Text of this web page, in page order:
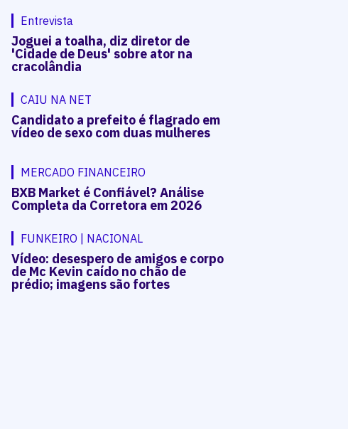
Entrevista
Joguei a toalha, diz diretor de
'Cidade de Deus' sobre ator na
cracolândia
CAIU NA NET
Candidato a prefeito é flagrado em
vídeo de sexo com duas mulheres
MERCADO FINANCEIRO
BXB Market é Confiável? Análise
Completa da Corretora em 2026
FUNKEIRO | NACIONAL
Vídeo: desespero de amigos e corpo
de Mc Kevin caído no chão de
prédio; imagens são fortes